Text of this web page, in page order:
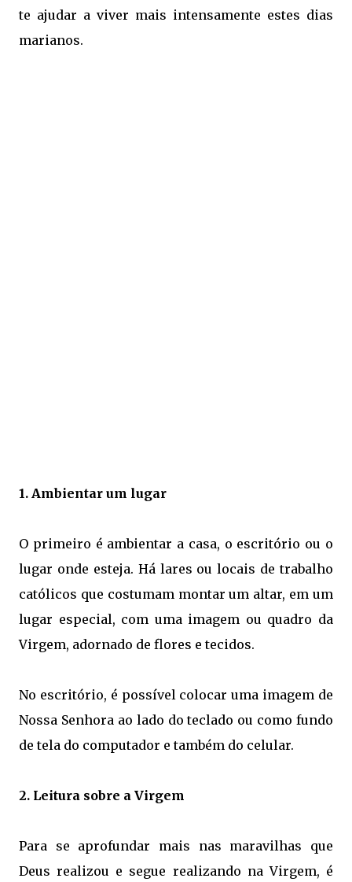
te ajudar a viver mais intensamente estes dias
marianos.
1. Ambientar um lugar
O primeiro é ambientar a casa, o escritório ou o
lugar onde esteja. Há lares ou locais de trabalho
católicos que costumam montar um altar, em um
lugar especial, com uma imagem ou quadro da
Virgem, adornado de flores e tecidos.
No escritório, é possível colocar uma imagem de
Nossa Senhora ao lado do teclado ou como fundo
de tela do computador e também do celular.
2. Leitura sobre a Virgem
Para se aprofundar mais nas maravilhas que
Deus realizou e segue realizando na Virgem, é